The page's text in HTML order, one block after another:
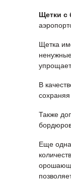
Щетки с
Щетка
В
Также
Еще